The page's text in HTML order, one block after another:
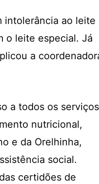
intolerância ao leite
o leite especial. Já
a
a todos os serviços
nutricional,
e da Orelhinha,
social.
certidões de